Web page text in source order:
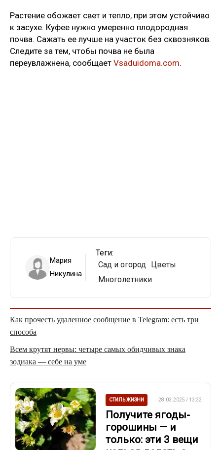
Растение обожает свет и тепло, при этом устойчиво
к засухе. Куфее нужно умеренно плодородная
почва. Сажать ее лучше на участок без сквозняков.
Следите за тем, чтобы почва не была
переувлажнена, сообщает Vsaduidoma.com.
Мария
Никулина
Теги:
Сад и огород
Цветы
Многолетники
Как прочесть удаленное сообщение в Telegram: есть три
способа
Всем крутят нервы: четыре самых обидчивых знака
зодиака — себе на уме
СТИЛЬ ЖИЗНИ 28.03.2025 / 13:32
Получите ягоды-
горошины — и
только: эти 3 вещи